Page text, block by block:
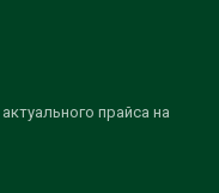
прайса на